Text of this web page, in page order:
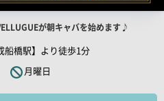
が朝キャバを始めます♪
船橋駅】より徒歩1分
月曜日